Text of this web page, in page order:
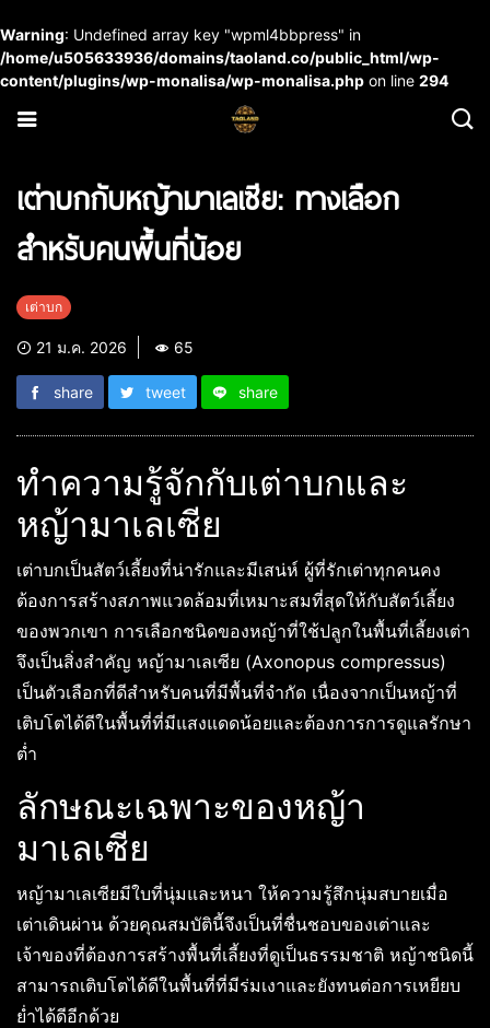
Warning: Undefined array key "wpml4bbpress" in
/home/u505633936/domains/taoland.co/public_html/wp-
content/plugins/wp-monalisa/wp-monalisa.php on line 294
เต่าบกกับหญ้ามาเลเซีย: ทางเลือก
สำหรับคนพื้นที่น้อย
เต่าบก
21 ม.ค. 2026 65
share tweet share
ทำความรู้จักกับเต่าบกและ
หญ้ามาเลเซีย
เต่าบกเป็นสัตว์เลี้ยงที่น่ารักและมีเสน่ห์ ผู้ที่รักเต่าทุกคนคง
ต้องการสร้างสภาพแวดล้อมที่เหมาะสมที่สุดให้กับสัตว์เลี้ยง
ของพวกเขา การเลือกชนิดของหญ้าที่ใช้ปลูกในพื้นที่เลี้ยงเต่า
จึงเป็นสิ่งสำคัญ หญ้ามาเลเซีย (Axonopus compressus)
เป็นตัวเลือกที่ดีสำหรับคนที่มีพื้นที่จำกัด เนื่องจากเป็นหญ้าที่
เติบโตได้ดีในพื้นที่ที่มีแสงแดดน้อยและต้องการการดูแลรักษา
ต่ำ
ลักษณะเฉพาะของหญ้า
มาเลเซีย
หญ้ามาเลเซียมีใบที่นุ่มและหนา ให้ความรู้สึกนุ่มสบายเมื่อ
เต่าเดินผ่าน ด้วยคุณสมบัตินี้จึงเป็นที่ชื่นชอบของเต่าและ
เจ้าของที่ต้องการสร้างพื้นที่เลี้ยงที่ดูเป็นธรรมชาติ หญ้าชนิดนี้
สามารถเติบโตได้ดีในพื้นที่ที่มีร่มเงาและยังทนต่อการเหยียบ
ย่ำได้ดีอีกด้วย